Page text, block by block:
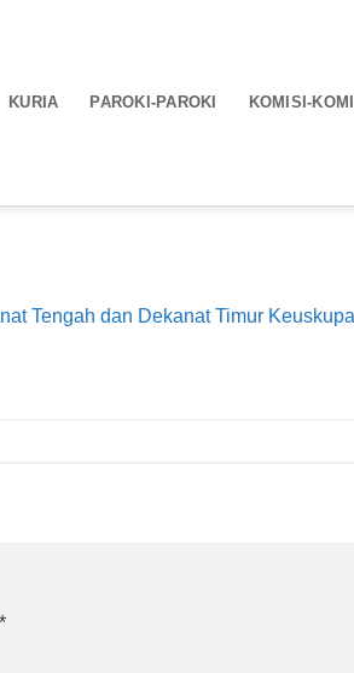
KURIA PAROKI-PAROKI KOMISI-
Tengah dan Dekanat Timur
*